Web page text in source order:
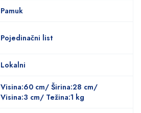
Pamuk
Pojedinačni list
Lokalni
Visina:60 cm/ Širina:28 cm/
Visina:3 cm/ Težina:1 kg